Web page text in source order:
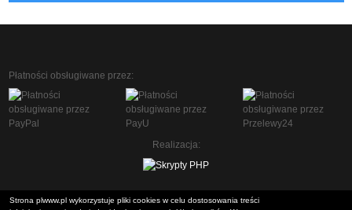
Płatności obsługiwane przez:
Realizacja:
Strona plwww.pl wykorzystuje pliki cookies w celu dostosowania treści